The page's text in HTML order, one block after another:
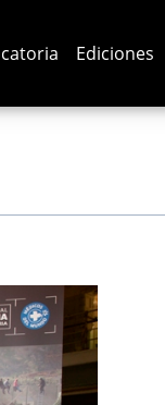
Ediciones